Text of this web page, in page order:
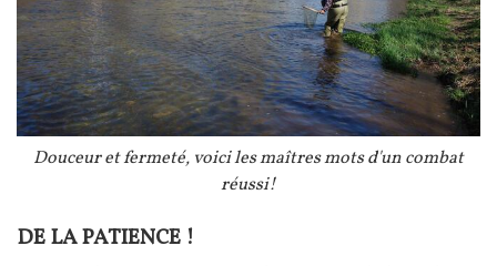
Légende
Douceur et fermeté, voici les maîtres mots d'un combat
réussi!
Texte
DE LA PATIENCE !